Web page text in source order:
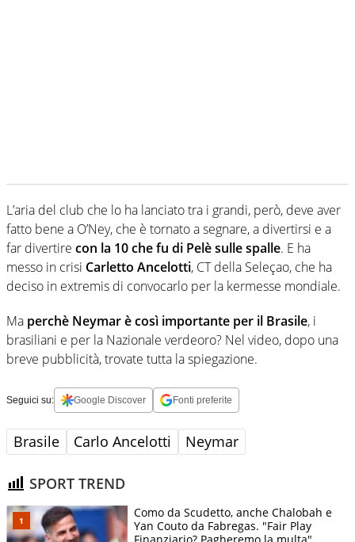
L’aria del club che lo ha lanciato tra i grandi, però, deve aver
fatto bene a O’Ney, che è tornato a segnare, a divertirsi e a
far divertire con la 10 che fu di Pelè sulle spalle. E ha
messo in crisi Carletto Ancelotti, CT della Seleçao, che ha
deciso in extremis di convocarlo per la kermesse mondiale.
Ma perchè Neymar è così importante per il Brasile, i
brasiliani e per la Nazionale verdeoro? Nel video, dopo una
breve pubblicità, trovate tutta la spiegazione.
Seguici su: Google Discover Fonti preferite
Brasile Carlo Ancelotti Neymar
SPORT TREND
Como da Scudetto, anche Chalobah e
Yan Couto da Fabregas. "Fair Play